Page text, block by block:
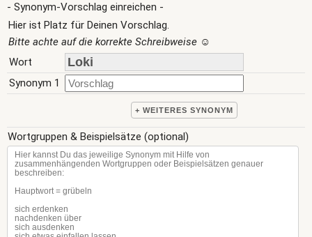
- Synonym-Vorschlag einreichen -
Hier ist Platz für Deinen Vorschlag.
Bitte achte auf die korrekte Schreibweise ☺
Wort
Synonym 1
+ WEITERES SYNONYM
Wortgruppen & Beispielsätze (optional)